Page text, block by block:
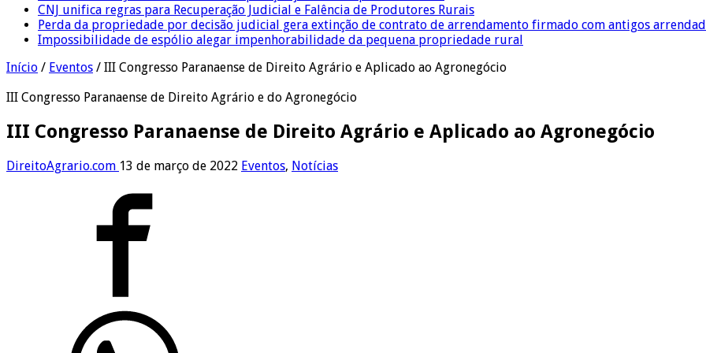
CNJ unifica regras para Recuperação Judicial e Falência de Produtores Rurais
Perda da propriedade por decisão judicial gera extinção de contrato de arrendamento firmado com antigos
Impossibilidade de espólio alegar impenhorabilidade da pequena propriedade rural
Início / Eventos / III Congresso Paranaense de Direito Agrário e Aplicado ao Agronegócio
III Congresso Paranaense de Direito Agrário e do Agronegócio
III Congresso Paranaense de Direito Agrário e Aplicado ao Agronegócio
DireitoAgrario.com 13 de março de 2022 Eventos, Notícias